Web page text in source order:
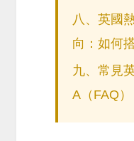
八、英國
向：如何
九、常見
A（FAQ）